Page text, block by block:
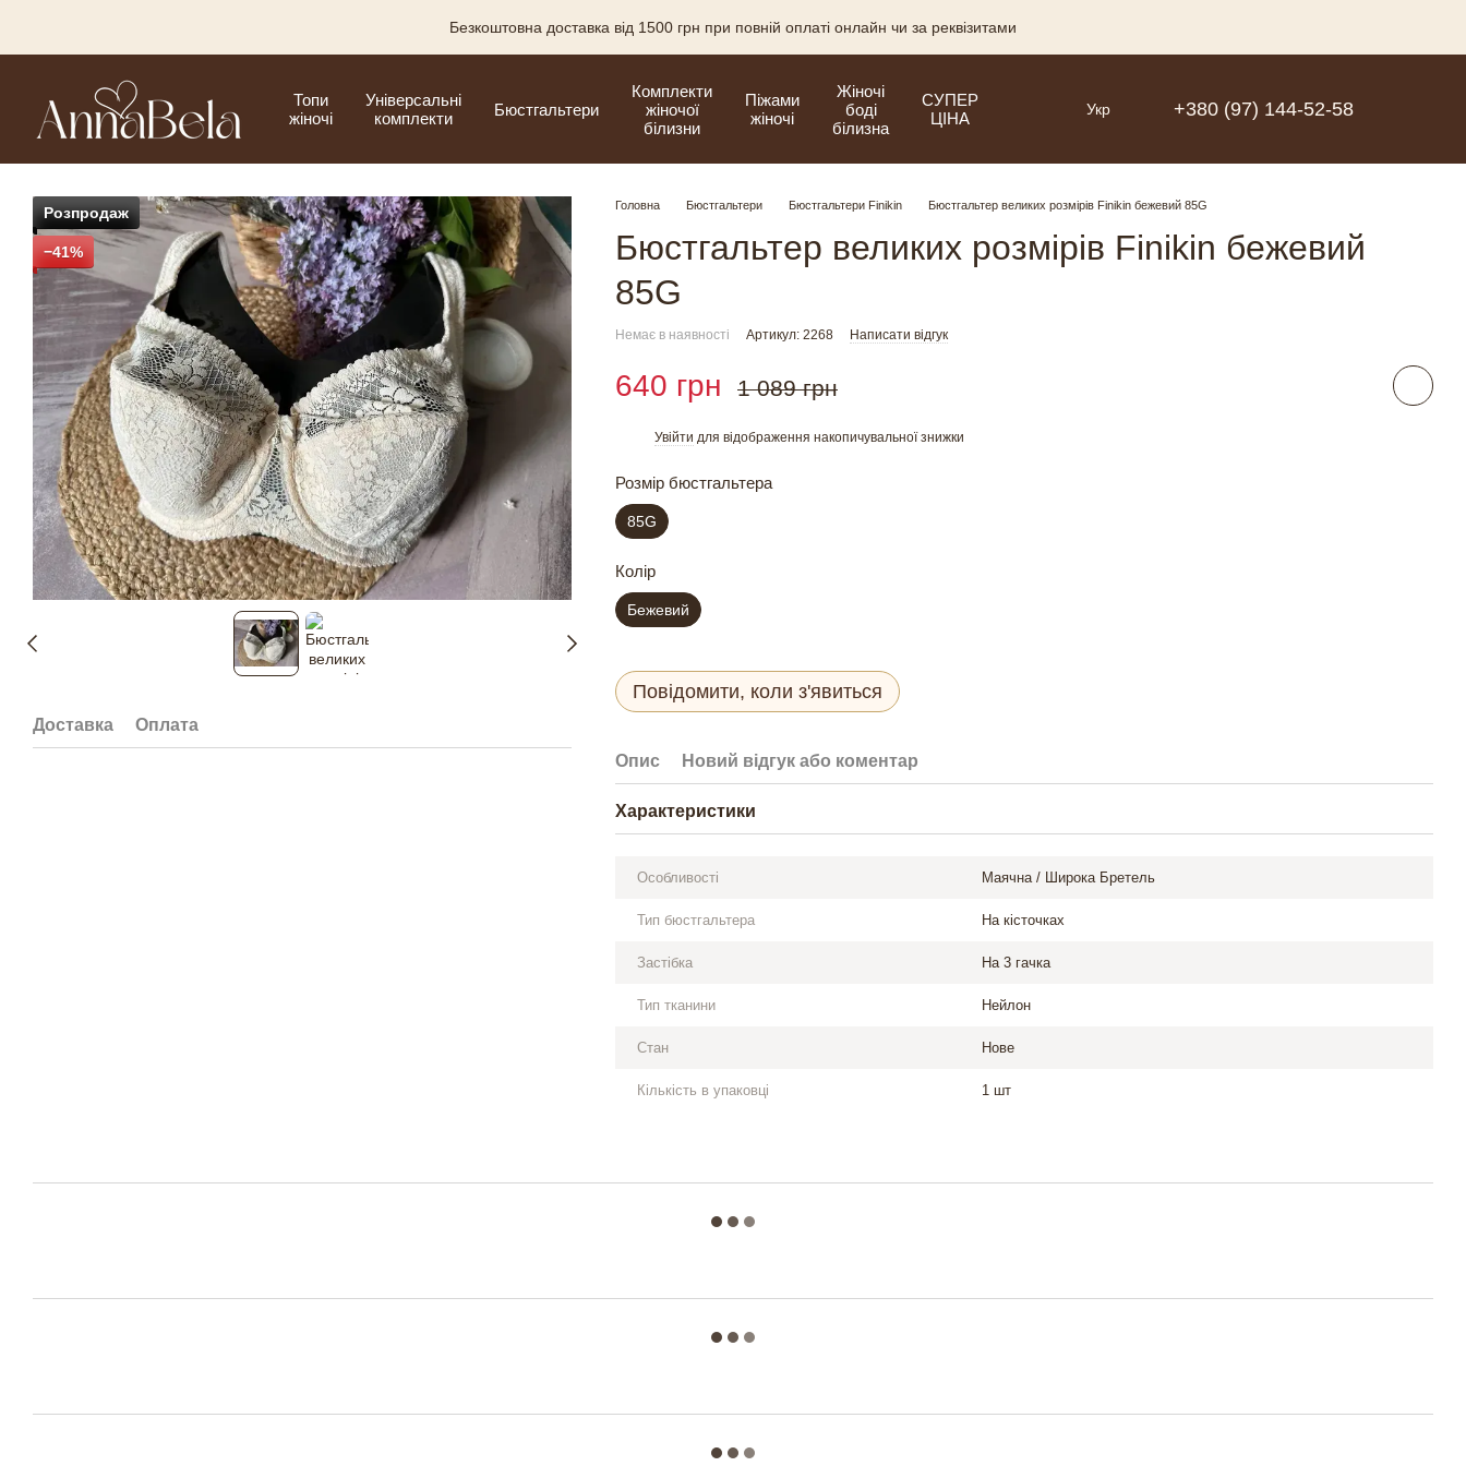
Безкоштовна доставка від 1500 грн при повній оплаті онлайн чи за реквізитами
Топи
жіночі
Універсальні
комплекти
Бюстгальтери
Комплекти
жіночої
білизни
Піжами
жіночі
Жіночі
боді
білизна
СУПЕР
ЦІНА
Укр +380 (97) 144-52-58
Розпродаж
−41%
Доставка Оплата
Головна Бюстгальтери Бюстгальтери Finikin Бюстгальтер великих розмірів Finikin бежевий 85G
Бюстгальтер великих розмірів Finikin бежевий
85G
Немає в наявності Артикул: 2268 Написати відгук
640 грн 1 089 грн
Увійти для відображення накопичувальної знижки
Розмір бюстгальтера
85G
Колір
Бежевий
Повідомити, коли з'явиться
Опис Новий відгук або коментар
Характеристики
Особливості Маячна / Широка Бретель
Тип бюстгальтера На кісточках
Застібка На 3 гачка
Тип тканини Нейлон
Стан Нове
Кількість в упаковці 1 шт